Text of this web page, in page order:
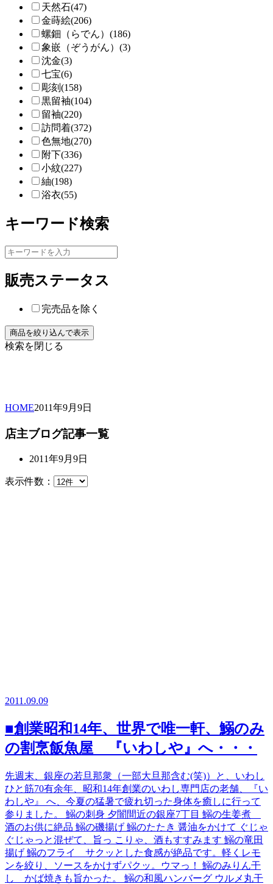
天然石(47)
金蒔絵(206)
螺鈿（らでん）(186)
象嵌（ぞうがん）(3)
沈金(3)
七宝(6)
彫刻(158)
黒留袖(104)
留袖(220)
訪問着(372)
色無地(270)
附下(336)
小紋(227)
紬(198)
浴衣(55)
キーワード検索
販売ステータス
完売品を除く
検索を閉じる
HOME2011年9月 9日
店主ブログ記事一覧
2011年9月9日
表示件数：
2011.09.09
■創業昭和14年、世界で唯一軒、鰯のみ
の割烹飯魚屋 『いわしや』へ・・・
先週末、銀座の若旦那衆（一部大旦那含む(笑)）と、いわし
ひと筋70有余年、昭和14年創業のいわし専門店の老舗、『い
わしや』 へ、今夏の猛暑で疲れ切った身体を癒しに行って
参りました。 鰯の刺身 夕闇間近の銀座7丁目 鰯の生姜煮
酒のお供に絶品 鰯の磯揚げ 鰯のたたき 醤油をかけて ぐじゃ
ぐじゃっと混ぜて、旨っ こりゃ、酒もすすみます 鰯の竜田
揚げ 鰯のフライ サクッとした食感が絶品です。軽くレモ
ンを絞り、ソースをかけずパクッ。ウマっ！ 鰯のみりん干
し かば焼きも旨かった。 鰯の和風ハンバーグ ウルメ丸干